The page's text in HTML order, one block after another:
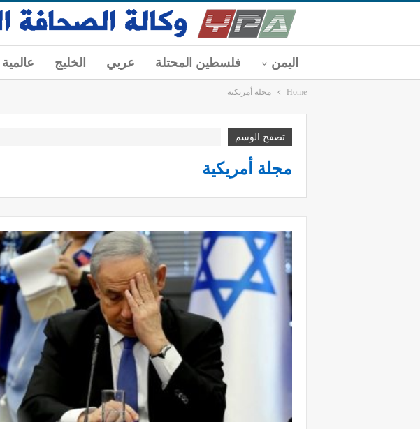
اليمن فلسطين المحتلة عربي الخليج عالمية
Home مجلة أمريكية
تصفح الوسم
مجلة أمريكية